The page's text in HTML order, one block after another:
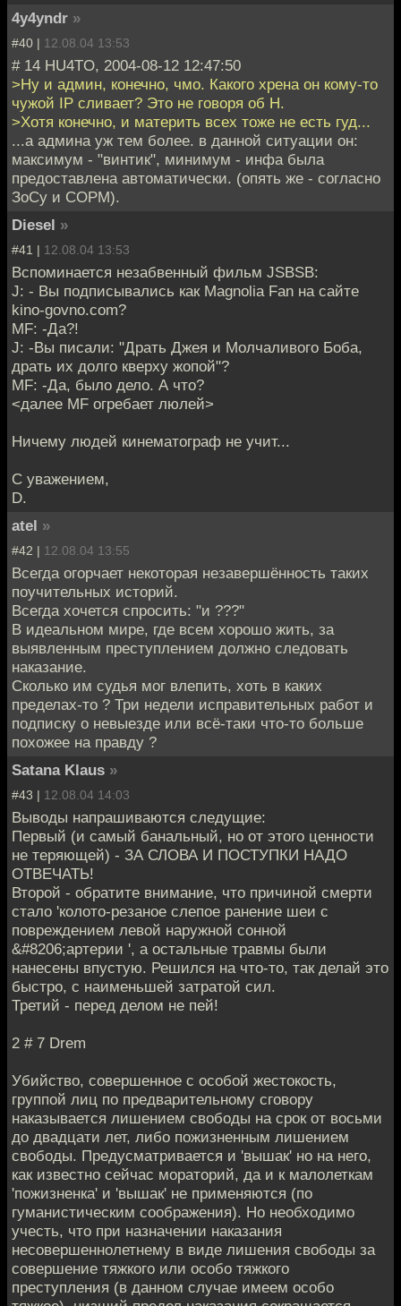
4y4yndr »
#40 | 12.08.04 13:53
# 14 HU4TO, 2004-08-12 12:47:50
>Ну и админ, конечно, чмо. Какого хрена он кому-то
чужой IP сливает? Это не говоря об Н.
>Хотя конечно, и материть всех тоже не есть гуд...
...а админа уж тем более. в данной ситуации он:
максимум - "винтик", минимум - инфа была
предоставлена автоматически. (опять же - согласно
ЗоСу и СОРМ).
Diesel »
#41 | 12.08.04 13:53
Вспоминается незабвенный фильм JSBSB:
J: - Вы подписывались как Magnolia Fan на сайте
kino-govno.com?
MF: -Да?!
J: -Вы писали: "Драть Джея и Молчаливого Боба,
драть их долго кверху жопой"?
MF: -Да, было дело. А что?
<далее MF огребает люлей>
Ничему людей кинематограф не учит...
С уважением,
D.
atel »
#42 | 12.08.04 13:55
Всегда огорчает некоторая незавершённость таких
поучительных историй.
Всегда хочется спросить: "и ???"
В идеальном мире, где всем хорошо жить, за
выявленным преступлением должно следовать
наказание.
Сколько им судья мог влепить, хоть в каких
пределах-то ? Три недели исправительных работ и
подписку о невыезде или всё-таки что-то больше
похожее на правду ?
Satana Klaus »
#43 | 12.08.04 14:03
Выводы напрашиваются следущие:
Первый (и самый банальный, но от этого ценности
не теряющей) - ЗА СЛОВА И ПОСТУПКИ НАДО
ОТВЕЧАТЬ!
Второй - обратите внимание, что причиной смерти
стало 'колото-резаное слепое ранение шеи с
повреждением левой наружной сонной
&#8206;артерии ', а остальные травмы были
нанесены впустую. Решился на что-то, так делай это
быстро, с наименьшей затратой сил.
Третий - перед делом не пей!
2 # 7 Drem
Убийство, совершенное с особой жестокость,
группой лиц по предварительному сговору
наказывается лишением свободы на срок от восьми
до двадцати лет, либо пожизненным лишением
свободы. Предусматривается и 'вышак' но на него,
как известно сейчас мораторий, да и к малолеткам
'пожизненка' и 'вышак' не применяются (по
гуманистическим соображения). Но необходимо
учесть, что при назначении наказания
несовершеннолетнему в виде лишения свободы за
совершение тяжкого или особо тяжкого
преступления (в данном случае имеем особо